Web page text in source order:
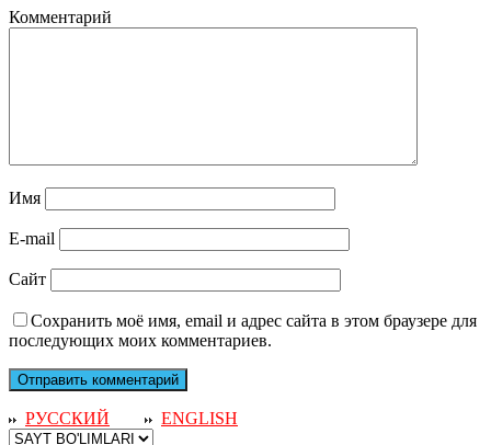
Комментарий
Имя
E-mail
Сайт
Сохранить моё имя, email и адрес сайта в этом браузере для
последующих моих комментариев.
РУССКИЙ ENGLISH